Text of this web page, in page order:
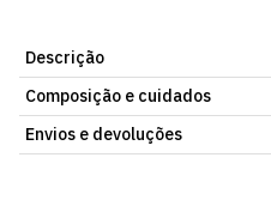
Descrição
Mantém os teus cartões e o
Sporting CP. A Carteira Preta
design discreto com detalhe da
Composição e cuidados
Dimensões Carteira: 12X9CM
Envios e devoluções